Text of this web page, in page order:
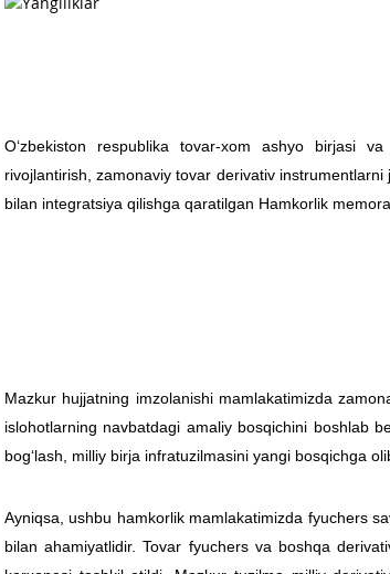
O‘zbekiston respublika tovar-xom ashyo birjasi
rivojlantirish, zamonaviy tovar derivativ
bilan integratsiya qilishga qaratilgan Hamkorlik
Mazkur hujjatning imzolanishi mamlakatimizda
islohotlarning navbatdagi amaliy bosqichini boshlab
bog‘lash, milliy birja infratuzilmasini yangi bosqichga
Ayniqsa, ushbu hamkorlik mamlakatimizda fyuchers
bilan ahamiyatlidir. Tovar fyuchers va boshqa